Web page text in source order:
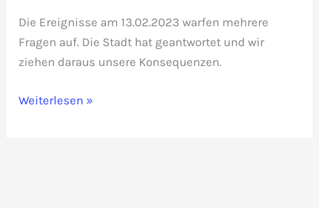
Die Ereignisse am 13.02.2023 warfen mehrere
Fragen auf. Die Stadt hat geantwortet und wir
ziehen daraus unsere Konsequenzen.
Antwort
Weiterlesen »